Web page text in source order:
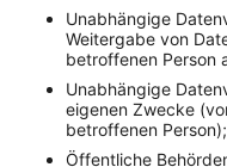
Unabhängige
Weitergabe von
betroffenen Person
Unabhängige
eigenen Zwecke
betroffenen Person);
Öffentliche